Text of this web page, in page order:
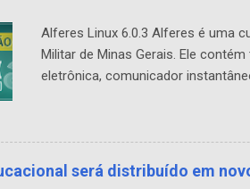
Alferes Linux 6.0.3 Alferes é uma
Militar de Minas Gerais. Ele
eletrônica, comunicador
empresa aumentando as
e gratuito. A versão 6.0 do Alferes
dantes eram corrigidos
será distribuído em